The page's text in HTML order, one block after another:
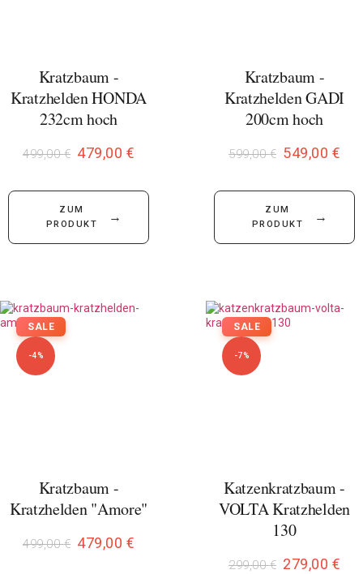
Kratzbaum -
Kratzhelden HONDA
232cm hoch
499,00€ 479,00 €
ZUM
PRODUKT
→
Kratzbaum -
Kratzhelden GADI
200cm hoch
599,00€ 549,00 €
ZUM
PRODUKT
→
SALE
-4%
Kratzbaum -
Kratzhelden "Amore"
499,00€ 479,00 €
SALE
-7%
Katzenkratzbaum -
VOLTA Kratzhelden
130
299,00€ 279,00 €